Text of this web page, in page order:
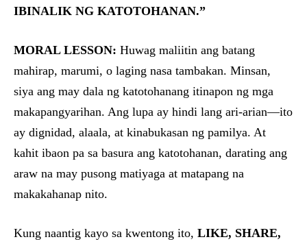
IBINALIK NG KATOTOHANAN.”
MORAL LESSON: Huwag maliitin ang batang
mahirap, marumi, o laging nasa tambakan. Minsan,
siya ang may dala ng katotohanang itinapon ng mga
makapangyarihan. Ang lupa ay hindi lang ari-arian—ito
ay dignidad, alaala, at kinabukasan ng pamilya. At
kahit ibaon pa sa basura ang katotohanan, darating ang
araw na may pusong matiyaga at matapang na
makakahanap nito.
Kung naantig kayo sa kwentong ito, LIKE, SHARE,